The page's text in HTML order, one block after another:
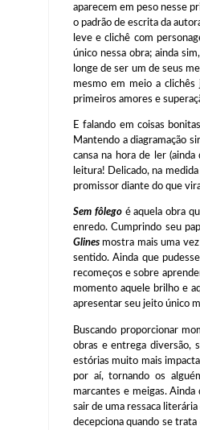
aparecem em peso nesse
o padrão de escrita da
leve e clichê com
único nessa obra; ainda
longe de ser um de seus
mesmo em meio a
primeiros amores e
E falando em coisas
Mantendo a diagramação
cansa na hora de ler
leitura! Delicado, na
promissor diante do que
Sem fôlegoé aquela obra
enredo. Cumprindo seu
Glines mostra mais uma
sentido. Ainda que
recomeços e sobre
momento aquele brilho e
apresentar seu jeito único
Buscando proporcionar
obras e entrega diversão,
estórias muito mais
por aí, tornando os
marcantes e meigas.
sair de uma ressaca
decepciona quando se